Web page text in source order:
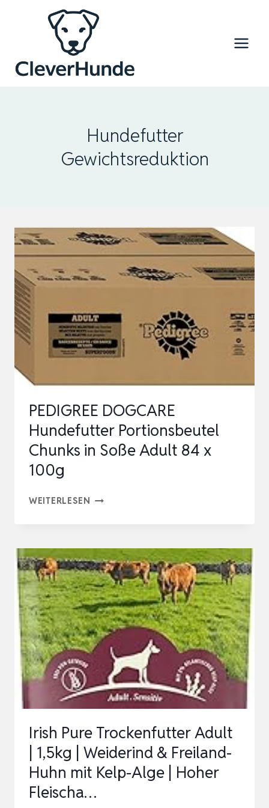
Hundefutter
Gewichtsreduktion
PEDIGREE DOGCARE
Hundefutter Portionsbeutel
Chunks in Soße Adult 84 x
100g
WEITERLESEN PEDIGREE
PORTIONSBEUTEL
CHUNKS
IN
SOSSE A
DULT 8
4 X
00G
Irish Pure Trockenfutter Adult
| 1,5kg | Weiderind & Freiland-
Huhn mit Kelp-Alge | Hoher
Fleischa…